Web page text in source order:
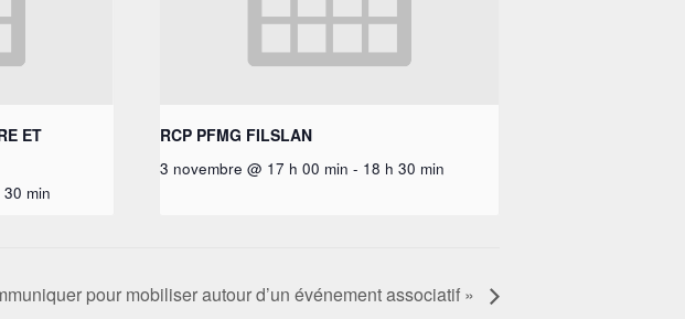
ET
30 min
RCP PFMG FILSLAN
3 novembre @ 17 h 00 min - 18 h 30 min
pour mobiliser autour d’un événement associatif »